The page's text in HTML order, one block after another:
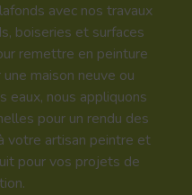
avec nos travaux
boiseries et surfaces
remettre en peinture
maison neuve ou
eaux, nous appliquons
pour un rendu des
votre artisan peintre et
pour vos projets de